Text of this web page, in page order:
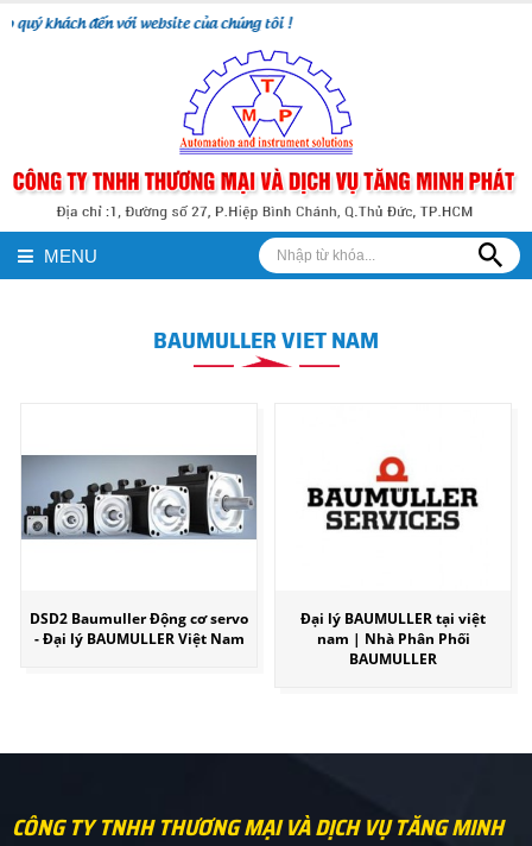
quý khách đến với website của chúng tôi !
MENU
BAUMULLER VIET NAM
DSD2 Baumuller Động cơ servo
- Đại lý BAUMULLER Việt Nam
Đại lý BAUMULLER tại việt
nam | Nhà Phân Phối
BAUMULLER
CÔNG TY TNHH THƯƠNG MẠI VÀ DỊCH VỤ TĂNG MINH